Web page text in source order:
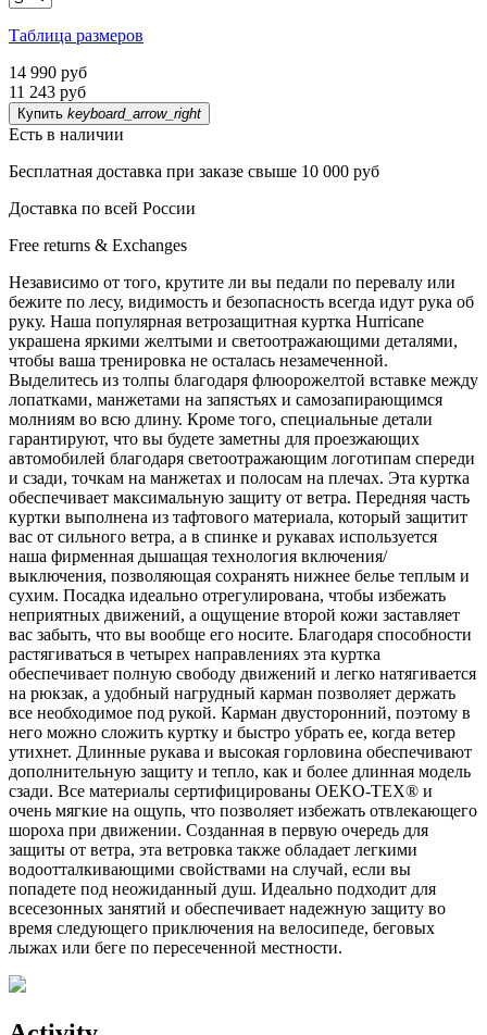
Таблица размеров
14 990 руб
11 243 руб
Купить keyboard_arrow_right
Есть в наличии
Бесплатная доставка при заказе свыше 10 000 руб
Доставка по всей России
Free returns & Exchanges
Независимо от того, крутите ли вы педали по перевалу или
бежите по лесу, видимость и безопасность всегда идут рука об
руку. Наша популярная ветрозащитная куртка Hurricane
украшена яркими желтыми и светоотражающими деталями,
чтобы ваша тренировка не осталась незамеченной.
Выделитесь из толпы благодаря флюорожелтой вставке между
лопатками, манжетами на запястьях и самозапирающимся
молниям во всю длину. Кроме того, специальные детали
гарантируют, что вы будете заметны для проезжающих
автомобилей благодаря светоотражающим логотипам спереди
и сзади, точкам на манжетах и полосам на плечах. Эта куртка
обеспечивает максимальную защиту от ветра. Передняя часть
куртки выполнена из тафтового материала, который защитит
вас от сильного ветра, а в спинке и рукавах используется
наша фирменная дышащая технология включения/
выключения, позволяющая сохранять нижнее белье теплым и
сухим. Посадка идеально отрегулирована, чтобы избежать
неприятных движений, а ощущение второй кожи заставляет
вас забыть, что вы вообще его носите. Благодаря способности
растягиваться в четырех направлениях эта куртка
обеспечивает полную свободу движений и легко натягивается
на рюкзак, а удобный нагрудный карман позволяет держать
все необходимое под рукой. Карман двусторонний, поэтому в
него можно сложить куртку и быстро убрать ее, когда ветер
утихнет. Длинные рукава и высокая горловина обеспечивают
дополнительную защиту и тепло, как и более длинная модель
сзади. Все материалы сертифицированы OEKO-TEX® и
очень мягкие на ощупь, что позволяет избежать отвлекающего
шороха при движении. Созданная в первую очередь для
защиты от ветра, эта ветровка также обладает легкими
водоотталкивающими свойствами на случай, если вы
попадете под неожиданный душ. Идеально подходит для
всесезонных занятий и обеспечивает надежную защиту во
время следующего приключения на велосипеде, беговых
лыжах или беге по пересеченной местности.